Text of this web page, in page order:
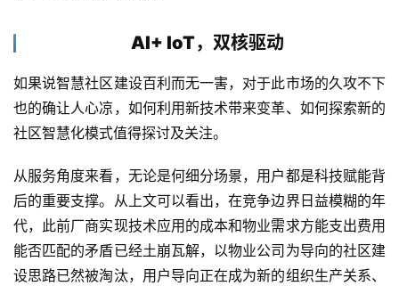
AI+ IoT，双核驱动
如果说智慧社区建设百利而无一害，对于此市场的久攻不下
也的确让人心凉，如何利用新技术带来变革、如何探索新的
社区智慧化模式值得探讨及关注。
从服务角度来看，无论是何细分场景，用户都是科技赋能背
后的重要支撑。从上文可以看出，在竞争边界日益模糊的年
代，此前厂商实现技术应用的成本和物业需求方能支出费用
能否匹配的矛盾已经土崩瓦解，以物业公司为导向的社区建
设思路已然被淘汰，用户导向正在成为新的组织生产关系、